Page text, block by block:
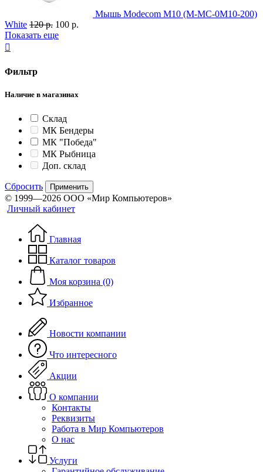
Мышь Modecom M10 (M-MC-0M10-200)
White 120 р. 100 р.
Показать еще

Фильтр
Наличие в магазинах
Склад
МК Бендеры
МК "Победа"
МК Рыбница
Доп. склад
Сбросить Применить
© 1999—2026 ООО «Мир Компьютеров»
Личный кабинет
Главная
Каталог товаров
Моя корзина (0)
Избранное
Новости компании
Что интересного
Акции
О компании
Контакты
Реквизиты
Работа в Мир Компьютеров
О нас
Услуги